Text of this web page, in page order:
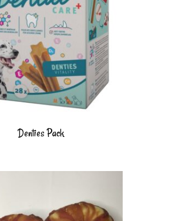
Denties Pack